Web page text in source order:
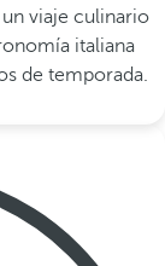
viaje culinario
italiana
de temporada.